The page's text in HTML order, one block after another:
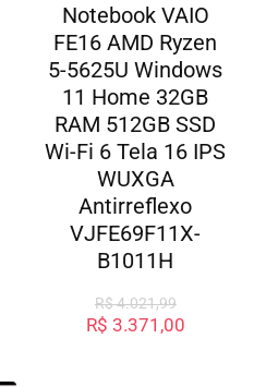
Notebook VAIO
FE16 AMD Ryzen
5-5625U Windows
11 Home 32GB
RAM 512GB SSD
Wi-Fi 6 Tela 16 IPS
WUXGA
Antirreflexo
VJFE69F11X-
B1011H
R$4.021,99
R$ 3.371,00